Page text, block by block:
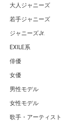
大人ジャニーズ
若手ジャニーズ
ジャニーズJr.
EXILE系
俳優
女優
男性モデル
女性モデル
歌手・アーティスト